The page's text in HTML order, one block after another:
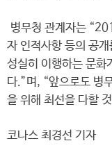
병무청 관계자는
자 인적사항 등의 공
성실히 이행하는 문화
다.”며, “앞으로도 병
을 위해 최선을 다할
코나스 최경선 기자